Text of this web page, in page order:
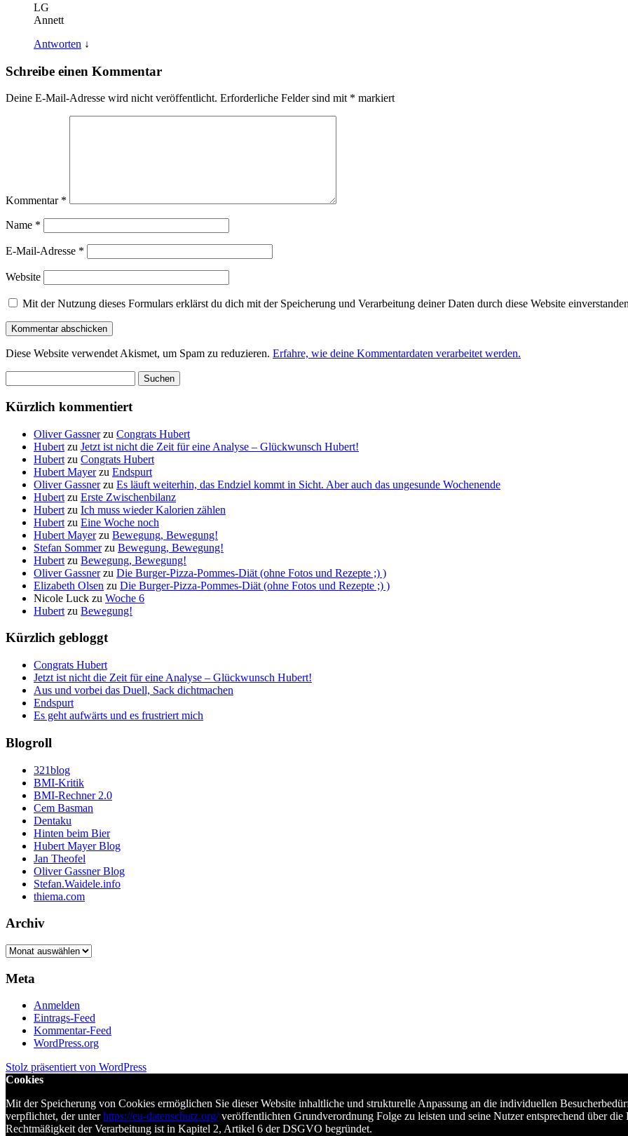
LG
Annett
Antworten ↓
Schreibe einen Kommentar
Deine E-Mail-Adresse wird nicht veröffentlicht. Erforderliche Felder sind mit * markiert
Kommentar *
Name *
E-Mail-Adresse *
Website
Mit der Nutzung dieses Formulars erklärst du dich mit der Speicherung und Verarbeitung deiner Daten durch diese Website
Diese Website verwendet Akismet, um Spam zu reduzieren. Erfahre, wie deine Kommentardaten verarbeitet werden.
nach:
Kürzlich kommentiert
Oliver Gassnerzu Congrats Hubert
Hubert zu Jetzt ist nicht die Zeit für eine Analyse – Glückwunsch Hubert!
Hubert zu Congrats Hubert
Hubert Mayerzu Endspurt
Oliver Gassnerzu Es läuft weiterhin, das Endziel kommt in Sicht. Aber auch das ungesunde Wochenende
Hubert zu Erste Zwischenbilanz
Hubert zu Ich muss wieder Kalorien zählen
Hubert zu Eine Woche noch
Hubert Mayerzu Bewegung, Bewegung!
Stefan Sommerzu Bewegung, Bewegung!
Hubert zu Bewegung, Bewegung!
Oliver Gassnerzu Die Burger-Pizza-Pommes-Diät (ohne Fotos und Rezepte ;) )
Elizabeth Olsen zu Die Burger-Pizza-Pommes-Diät (ohne Fotos und Rezepte ;) )
Nicole Luck zu Woche 6
Hubert zu Bewegung!
Kürzlich gebloggt
Congrats Hubert
Jetzt ist nicht die Zeit für eine Analyse – Glückwunsch Hubert!
Aus und vorbei das Duell, Sack dichtmachen
Endspurt
Es geht aufwärts und es frustriert mich
Blogroll
321blog
BMI-Kritik
BMI-Rechner 2.0
Cem Basman
Dentaku
Hinten beim Bier
Hubert Mayer Blog
Jan Theofel
Oliver Gassner Blog
Stefan.Waidele.info
thiema.com
Archiv
Archiv
Meta
Anmelden
Eintrags-Feed
Kommentar-Feed
WordPress.org
Stolz präsentiert von WordPress
Cookies
Mit der Speicherung von Cookies ermöglichen Sie dieser Website inhaltliche und strukturelle Anpassung an die individuellen
verpflichtet, der unterhttps://eu-datenschutz.org/veröffentlichten Grundverordnung Folge zu leisten und seine Nutzer entsprechend über
Rechtmäßigkeit der Verarbeitung ist in Kapitel 2, Artikel 6 der DSGVO begründet.